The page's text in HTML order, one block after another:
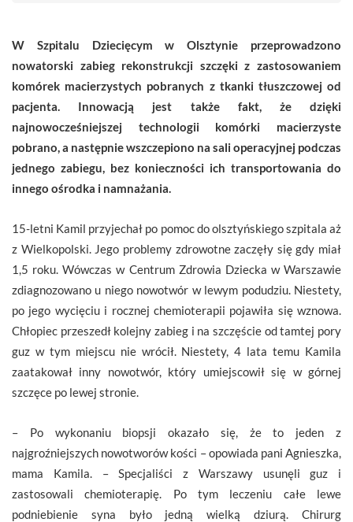
W Szpitalu Dziecięcym w Olsztynie przeprowadzono
nowatorski zabieg rekonstrukcji szczęki z zastosowaniem
komórek macierzystych pobranych z tkanki tłuszczowej od
pacjenta. Innowacją jest także fakt, że dzięki
najnowocześniejszej technologii komórki macierzyste
pobrano, a następnie wszczepiono na sali operacyjnej podczas
jednego zabiegu, bez konieczności ich transportowania do
innego ośrodka i namnażania.
15-letni Kamil przyjechał po pomoc do olsztyńskiego szpitala aż
z Wielkopolski. Jego problemy zdrowotne zaczęły się gdy miał
1,5 roku. Wówczas w Centrum Zdrowia Dziecka w Warszawie
zdiagnozowano u niego nowotwór w lewym podudziu. Niestety,
po jego wycięciu i rocznej chemioterapii pojawiła się wznowa.
Chłopiec przeszedł kolejny zabieg i na szczęście od tamtej pory
guz w tym miejscu nie wrócił. Niestety, 4 lata temu Kamila
zaatakował inny nowotwór, który umiejscowił się w górnej
szczęce po lewej stronie.
– Po wykonaniu biopsji okazało się, że to jeden z
najgroźniejszych nowotworów kości – opowiada pani Agnieszka,
mama Kamila. – Specjaliści z Warszawy usunęli guz i
zastosowali chemioterapię. Po tym leczeniu całe lewe
podniebienie syna było jedną wielką dziurą. Chirurg